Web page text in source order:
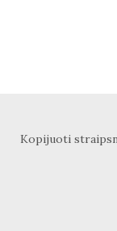
Kopijuoti